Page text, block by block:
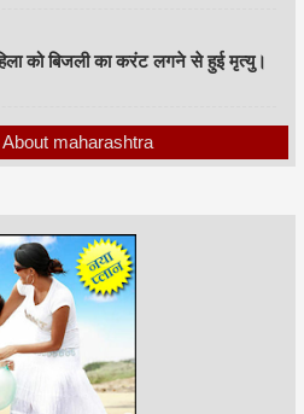
को बिजली का करंट लगने से हुई मृत्यु।
maharashtra